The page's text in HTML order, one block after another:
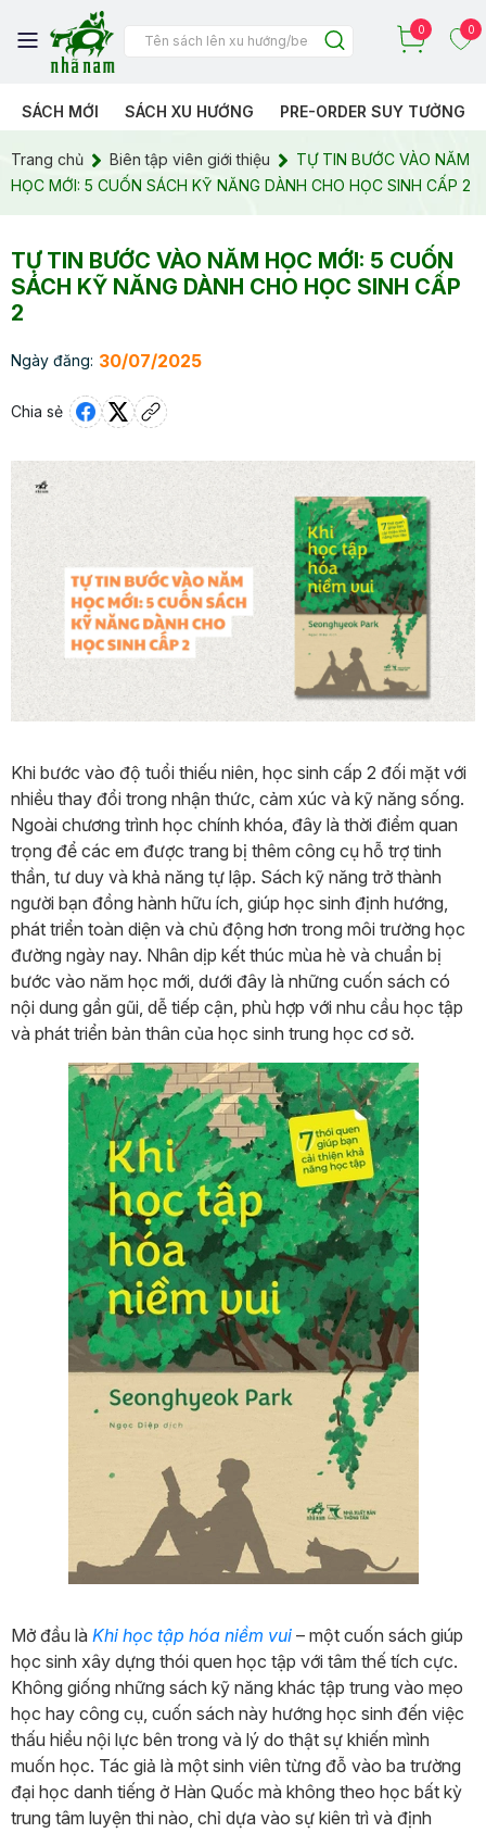
0 0
SÁCH MỚI SÁCH XU HƯỚNG PRE-ORDER SUY TƯỞNG
Trang chủ Biên tập viên giới thiệu
TỰ TIN BƯỚC VÀO NĂM
HỌC MỚI: 5 CUỐN SÁCH KỸ NĂNG DÀNH CHO HỌC SINH CẤP 2
TỰ TIN BƯỚC VÀO NĂM HỌC MỚI: 5 CUỐN
SÁCH KỸ NĂNG DÀNH CHO HỌC SINH CẤP
2
Ngày đăng: 30/07/2025
Chia sẻ
Khi bước vào độ tuổi thiếu niên, học sinh cấp 2 đối mặt với
nhiều thay đổi trong nhận thức, cảm xúc và kỹ năng sống.
Ngoài chương trình học chính khóa, đây là thời điểm quan
trọng để các em được trang bị thêm công cụ hỗ trợ tinh
thần, tư duy và khả năng tự lập. Sách kỹ năng trở thành
người bạn đồng hành hữu ích, giúp học sinh định hướng,
phát triển toàn diện và chủ động hơn trong môi trường học
đường ngày nay. Nhân dịp kết thúc mùa hè và chuẩn bị
bước vào năm học mới, dưới đây là những cuốn sách có
nội dung gần gũi, dễ tiếp cận, phù hợp với nhu cầu học tập
và phát triển bản thân của học sinh trung học cơ sở.
Mở đầu là Khi học tập hóa niềm vui – một cuốn sách giúp
học sinh xây dựng thói quen học tập với tâm thế tích cực.
Không giống những sách kỹ năng khác tập trung vào mẹo
học hay công cụ, cuốn sách này hướng học sinh đến việc
thấu hiểu nội lực bên trong và lý do thật sự khiến mình
muốn học. Tác giả là một sinh viên từng đỗ vào ba trường
đại học danh tiếng ở Hàn Quốc mà không theo học bất kỳ
trung tâm luyện thi nào, chỉ dựa vào sự kiên trì và định